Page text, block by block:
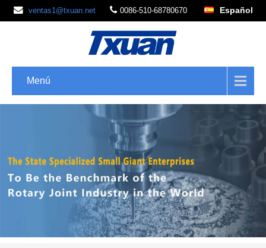
ventas1@txuan.net 0086-510-68780670 Español
Menú